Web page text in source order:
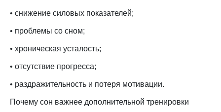
• снижение силовых показателей;
• проблемы со сном;
• хроническая усталость;
• отсутствие прогресса;
• раздражительность и потеря мотивации.
Почему сон важнее дополнительной тренировки